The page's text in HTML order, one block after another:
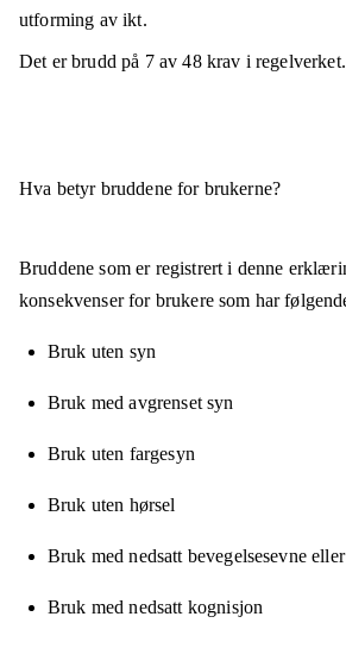
utforming av ikt.
Det er brudd på 7av48krav i regelverket.
Hva betyr bruddene for brukerne?
Bruddene som er registrert i denne
konsekvenser for brukere som har
Bruk uten syn
Bruk med avgrenset syn
Bruk uten fargesyn
Bruk uten hørsel
Bruk med nedsatt bevegelsesevne
Bruk med nedsatt kognisjon